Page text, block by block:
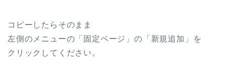
コピーしたらそのまま
左側のメニューの 「固定ページ」の「新規追加」
を
クリックしてください。